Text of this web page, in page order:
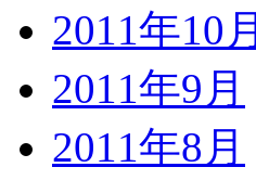
2011年10月
2011年9月
2011年8月